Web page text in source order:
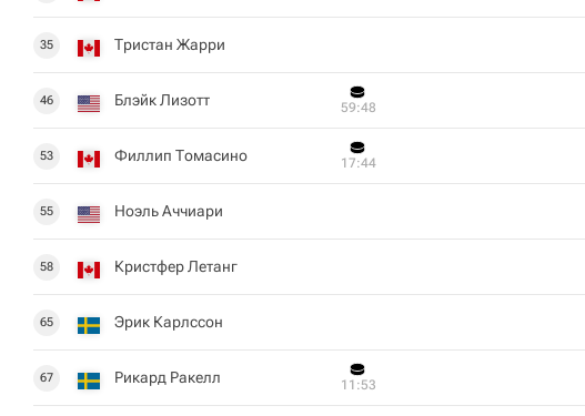
35 Тристан Жарри
46 Блэйк Лизотт 59:48
53 Филлип Томасино 17:44
55 Ноэль Аччиари
58 Кристфер Летанг
65 Эрик Карлссон
67 Рикард Ракелл 11:53